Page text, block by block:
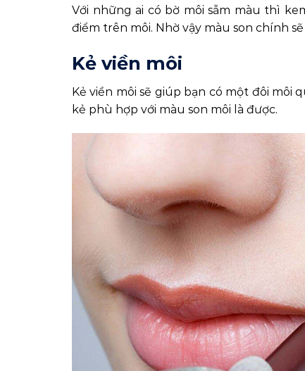
Với những ai có bờ môi sẫm màu thì
điểm trên môi. Nhờ vậy màu son chính
Kẻ viền môi
Kẻ viền môi sẽ giúp bạn có một đôi môi
kẻ phù hợp với màu son môi là được.